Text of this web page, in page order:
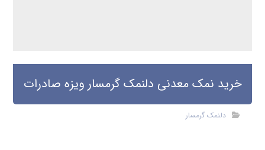
خرید نمک معدنی دلنمک گرمسار ویزه صادرات
دلنمک گرمسار